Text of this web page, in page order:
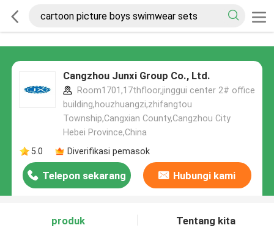
Cangzhou Junxi Group Co., Ltd.
Room1701,17thfloor,jinggui center 2# office
building,houzhuangzi,zhifangtou
Township,Cangxian County,Cangzhou City
Hebei Province,China
5.0
Diverifikasi pemasok
Telepon sekarang Hubungi kami
produk Tentang kita